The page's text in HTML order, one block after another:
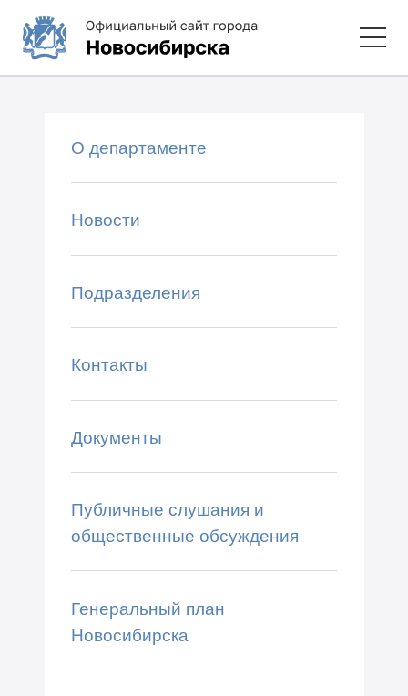
О департаменте
Новости
Подразделения
Контакты
Документы
Публичные слушания и
общественные обсуждения
Генеральный план
Новосибирска